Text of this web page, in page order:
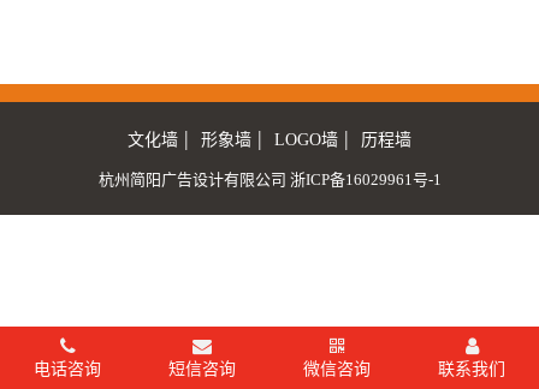
文化墙 | 形象墙 | LOGO墙 | 历程墙
杭州简阳广告设计有限公司 浙ICP备16029961号-1
电话咨询 短信咨询 微信咨询 联系我们